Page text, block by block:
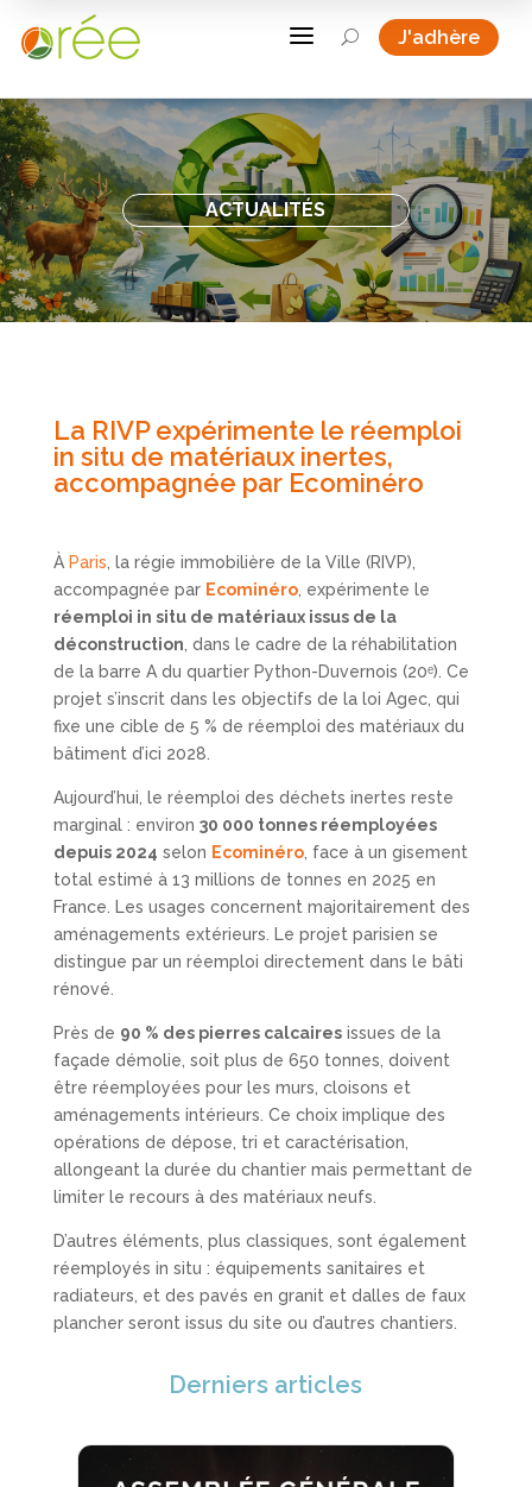
a U J'adhère
ACTUALITÉS
La RIVP expérimente le réemploi
in situ de matériaux inertes,
accompagnée par Ecominéro
À Paris , la régie immobilière de la Ville (RIVP),
accompagnée par Ecominéro, expérimente le
réemploi in situ de matériaux issus de la
déconstruction , dans le cadre de la réhabilitation
de la barre A du quartier Python-Duvernois (20ᵉ). Ce
projet s’inscrit dans les objectifs de la loi Agec, qui
fixe une cible de 5 % de réemploi des matériaux du
bâtiment d’ici 2028.
Aujourd’hui, le réemploi des déchets inertes reste
marginal : environ 30 000 tonnes réemployées
depuis 2024 selon Ecominéro, face à un gisement
total estimé à 13 millions de tonnes en 2025 en
France. Les usages concernent majoritairement des
aménagements extérieurs. Le projet parisien se
distingue par un réemploi directement dans le bâti
rénové.
Près de 90 % des pierres calcairesissues de la
façade démolie, soit plus de 650 tonnes, doivent
être réemployées pour les murs, cloisons et
aménagements intérieurs. Ce choix implique des
opérations de dépose, tri et caractérisation,
allongeant la durée du chantier mais permettant de
limiter le recours à des matériaux neufs.
D’autres éléments, plus classiques, sont également
réemployés in situ : équipements sanitaires et
radiateurs, et des pavés en granit et dalles de faux
plancher seront issus du site ou d’autres chantiers.
Derniers articles